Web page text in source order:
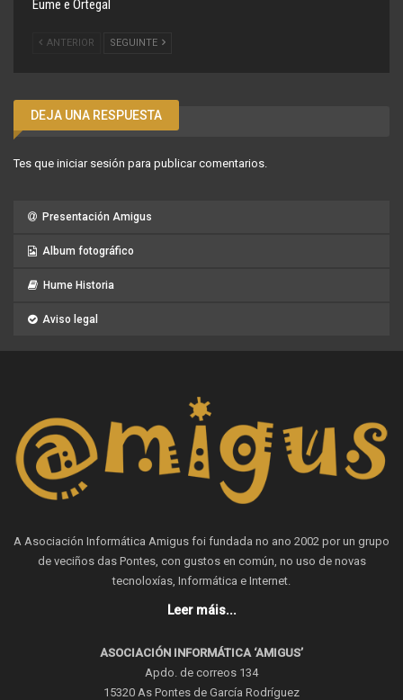
Eume e Ortegal
ANTERIOR SEGUINTE
DEJA UNA RESPUESTA
Tes que iniciar sesión para publicar comentarios.
Presentación Amigus
Album fotográfico
Hume Historia
Aviso legal
A Asociación Informática Amigus foi fundada no ano 2002 por un grupo
de veciños das Pontes, con gustos en común, no uso de novas
tecnoloxías, Informática e Internet.
Leer máis...
ASOCIACIÓN INFORMÁTICA ‘AMIGUS’
Apdo. de correos 134
15320 As Pontes de García Rodríguez